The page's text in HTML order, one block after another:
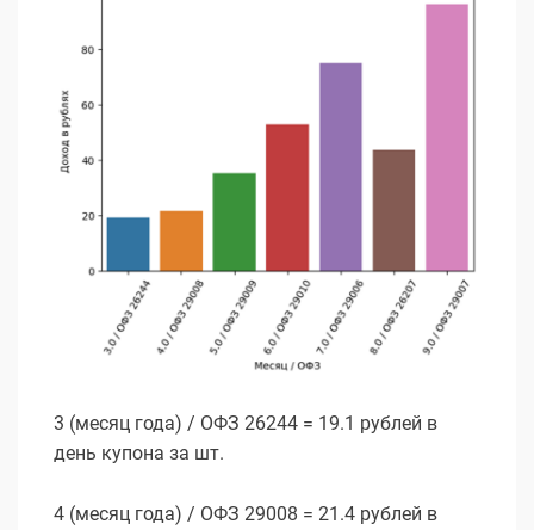
3 (месяц года) / ОФЗ 26244 = 19.1 рублей в
день купона за шт.
4 (месяц года) / ОФЗ 29008 = 21.4 рублей в